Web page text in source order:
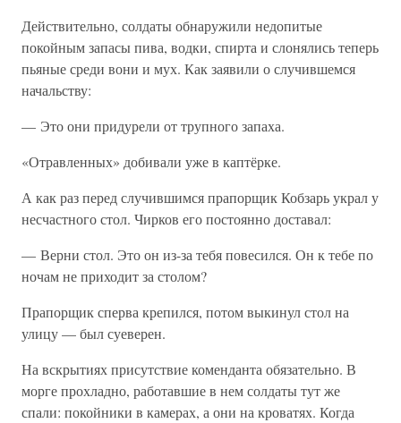
Действительно, солдаты обнаружили недопитые
покойным запасы пива, водки, спирта и слонялись теперь
пьяные среди вони и мух. Как заявили о случившемся
начальству:
— Это они придурели от трупного запаха.
«Отравленных» добивали уже в каптёрке.
А как раз перед случившимся прапорщик Кобзарь украл у
несчастного стол. Чирков его постоянно доставал:
— Верни стол. Это он из-за тебя повесился. Он к тебе по
ночам не приходит за столом?
Прапорщик сперва крепился, потом выкинул стол на
улицу — был суеверен.
На вскрытиях присутствие коменданта обязательно. В
морге прохладно, работавшие в нем солдаты тут же
спали: покойники в камерах, а они на кроватях. Когда